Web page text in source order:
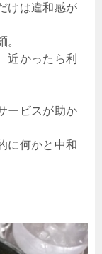
けは違和感が
。
近かったら利
ービスが助か
に何かと中和